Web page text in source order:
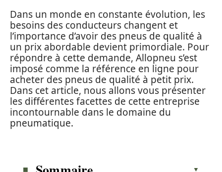
Dans un monde en constante évolution, les
besoins des conducteurs changent et
l’importance d’avoir des pneus de qualité à
un prix abordable devient primordiale. Pour
répondre à cette demande, Allopneu s’est
imposé comme la référence en ligne pour
acheter des pneus de qualité à petit prix.
Dans cet article, nous allons vous présenter
les différentes facettes de cette entreprise
incontournable dans le domaine du
pneumatique.